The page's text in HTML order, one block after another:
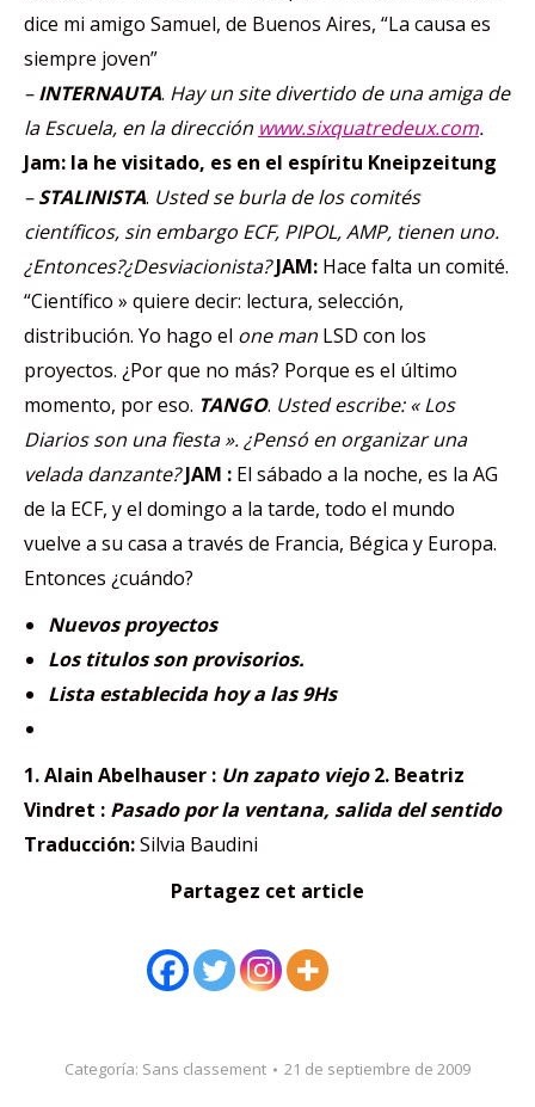
dice mi amigo Samuel, de Buenos Aires, “La causa es
siempre joven”
–INTERNAUTA. Hay un site divertido de una amiga de
la Escuela, en la dirección www.sixquatredeux.com.
Jam: la he visitado, es en el espíritu Kneipzeitung
–STALINISTA. Usted se burla de los comités
científicos, sin embargo ECF, PIPOL, AMP, tienen uno.
¿Entonces?¿Desviacionista?JAM: Hace falta un comité.
“Científico » quiere decir: lectura, selección,
distribución. Yo hago el one man LSD con los
proyectos. ¿Por que no más? Porque es el último
momento, por eso. TANGO. Usted escribe: « Los
Diarios son una fiesta ». ¿Pensó en organizar una
velada danzante?JAM : El sábado a la noche, es la AG
de la ECF, y el domingo a la tarde, todo el mundo
vuelve a su casa a través de Francia, Bégica y Europa.
Entonces ¿cuándo?
Nuevos proyectos
Los titulos son provisorios.
Lista establecida hoy a las 9Hs
1. Alain Abelhauser : Un zapato viejo2. Beatriz
Vindret : Pasado por la ventana, salida del sentido
Traducción:Silvia Baudini
Partagez cet article
Categoría: Sans classement 21 de septiembre de 2009